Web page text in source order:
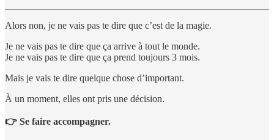
Alors non, je ne vais pas te dire que c’est de la magie.
Je ne vais pas te dire que ça arrive à tout le monde.
Je ne vais pas te dire que ça prend toujours 3 mois.
Mais je vais te dire quelque chose d’important.
À un moment, elles ont pris une décision.
👉 Se faire accompagner.